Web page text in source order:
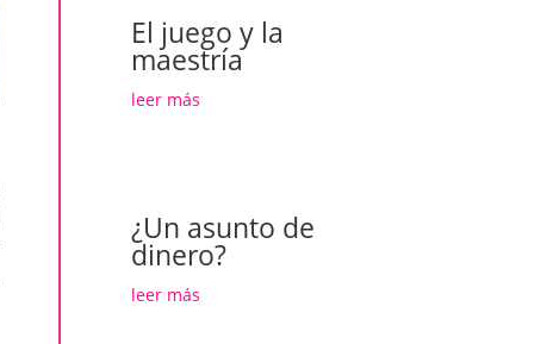
El juego y la
maestría
leer más
¿Un asunto de
dinero?
leer más